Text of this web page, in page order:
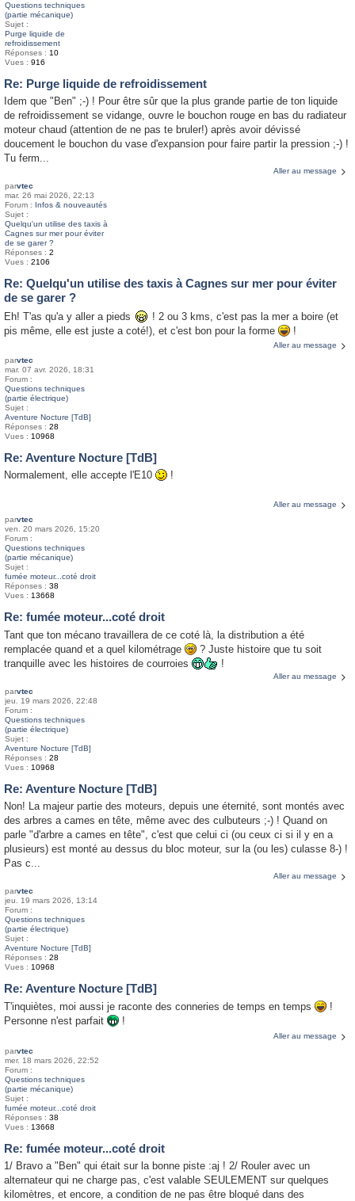
Questions techniques
(partie mécanique)
Sujet :
Purge liquide de
refroidissement
Réponses : 10
Vues : 916
Re: Purge liquide de refroidissement
Idem que "Ben" ;-) ! Pour être sûr que la plus grande partie de ton liquide
de refroidissement se vidange, ouvre le bouchon rouge en bas du radiateur
moteur chaud (attention de ne pas te bruler!) après avoir dévissé
doucement le bouchon du vase d'expansion pour faire partir la pression ;-) !
Tu ferm...
Aller au message
parvtec
mar. 26 mai 2026, 22:13
Forum : Infos & nouveautés
Sujet :
Quelqu'un utilise des taxis à
Cagnes sur mer pour éviter
de se garer ?
Réponses : 2
Vues : 2106
Re: Quelqu'un utilise des taxis à Cagnes sur mer pour éviter
de se garer ?
Eh! T'as qu'a y aller a pieds
! 2 ou 3 kms, c'est pas la mer a boire (et
pis même, elle est juste a coté!), et c'est bon pour la forme
!
Aller au message
parvtec
mar. 07 avr. 2026, 18:31
Forum :
Questions techniques
(partie électrique)
Sujet :
Aventure Nocture [TdB]
Réponses : 28
Vues : 10968
Re: Aventure Nocture [TdB]
Normalement, elle accepte l'E10 !
Aller au message
parvtec
ven. 20 mars 2026, 15:20
Forum :
Questions techniques
(partie mécanique)
Sujet :
fumée moteur...coté droit
Réponses : 38
Vues : 13668
Re: fumée moteur...coté droit
Tant que ton mécano travaillera de ce coté là, la distribution a été
remplacée quand et a quel kilométrage
? Juste histoire que tu soit
tranquille avec les histoires de courroies
!
Aller au message
parvtec
jeu. 19 mars 2026, 22:48
Forum :
Questions techniques
(partie électrique)
Sujet :
Aventure Nocture [TdB]
Réponses : 28
Vues : 10968
Re: Aventure Nocture [TdB]
Non! La majeur partie des moteurs, depuis une éternité, sont montés avec
des arbres a cames en tête, même avec des culbuteurs ;-) ! Quand on
parle "d'arbre a cames en tête", c'est que celui ci (ou ceux ci si il y en a
plusieurs) est monté au dessus du bloc moteur, sur la (ou les) culasse 8-) !
Pas c...
Aller au message
parvtec
jeu. 19 mars 2026, 13:14
Forum :
Questions techniques
(partie électrique)
Sujet :
Aventure Nocture [TdB]
Réponses : 28
Vues : 10968
Re: Aventure Nocture [TdB]
T'inquiètes, moi aussi je raconte des conneries de temps en temps
!
Personne n'est parfait
!
Aller au message
parvtec
mer. 18 mars 2026, 22:52
Forum :
Questions techniques
(partie mécanique)
Sujet :
fumée moteur...coté droit
Réponses : 38
Vues : 13668
Re: fumée moteur...coté droit
1/ Bravo a "Ben" qui était sur la bonne piste :aj ! 2/ Rouler avec un
alternateur qui ne charge pas, c'est valable SEULEMENT sur quelques
kilomètres, et encore, a condition de ne pas être bloqué dans des